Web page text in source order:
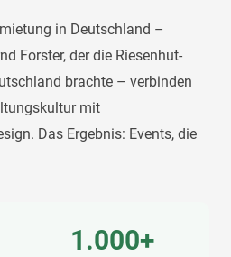
in Deutschland –
Forster, der die Riesenhut-
brachte – verbinden
mit
Das Ergebnis: Events, die
1.000+